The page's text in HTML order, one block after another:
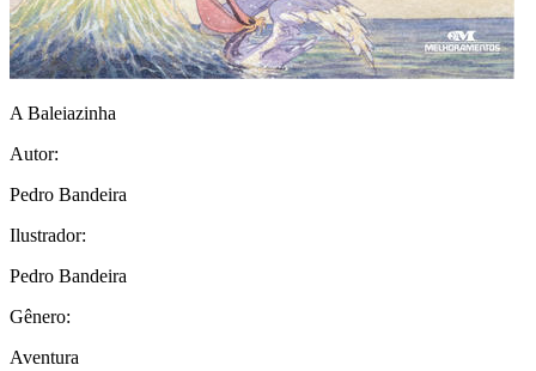
A Baleiazinha
Autor:
Pedro Bandeira
Ilustrador:
Pedro Bandeira
Gênero:
Aventura